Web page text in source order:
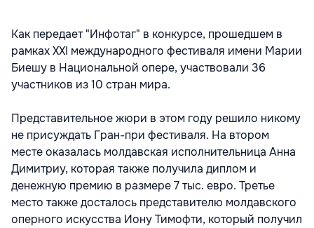
Как передает "Инфотаг" в конкурсе, прошедшем в
рамках XXI международного фестиваля имени Марии
Биешу в Национальной опере, участвовали 36
участников из 10 стран мира.
Представительное жюри в этом году решило никому
не присуждать Гран-при фестиваля. На втором
месте оказалась молдавская исполнительница Анна
Димитриу, которая также получила диплом и
денежную премию в размере 7 тыс. евро. Третье
место также досталось представителю молдавского
оперного искусства Иону Тимофти, который получил